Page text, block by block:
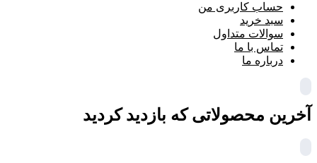
حساب کاربری من
سبد خرید
سوالات متداول
تماس با ما
درباره ما
آخرین محصولاتی که بازدید کردید